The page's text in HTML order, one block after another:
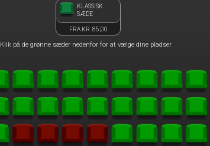
KLASSISK
SÆDE
FRA KR. 85,00
Klik på de grønne sæder nedenfor for at vælge dine pladser